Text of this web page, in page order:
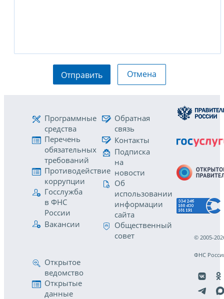
Отправить Отмена
Программные
средства
Перечень
обязательных
требований
Противодействие
коррупции
Госслужба
в ФНС
России
Вакансии
Обратная
связь
Контакты
Подписка
на
новости
Об
использовании
информации
сайта
Общественный
совет
Открытое
ведомство
Открытые
данные
© 2005-
ФНС